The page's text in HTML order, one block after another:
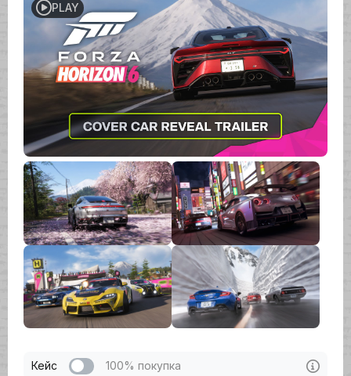
PLAY
Кейс 100% покупка